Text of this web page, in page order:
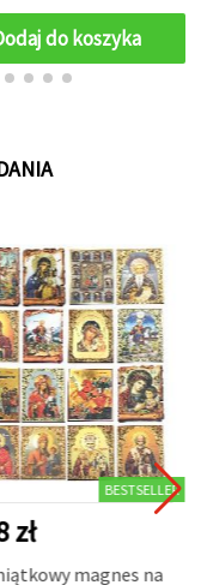
Projekty
Kreatywne
do koszyka
BESTSELLER
zł
magnes na